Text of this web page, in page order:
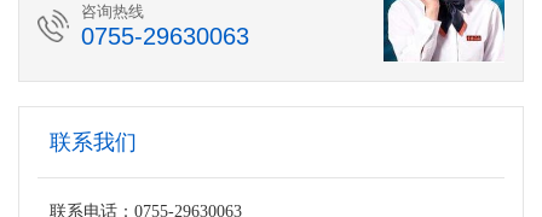
咨询热线
0755-29630063
联系我们
联系电话：0755-29630063